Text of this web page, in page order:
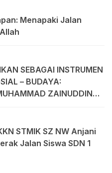
Menapaki Jalan
SEBAGAI INSTRUMEN
– BUDAYA:
ZAINUDDIN
STMIK SZ NW Anjani
Jalan Siswa SDN 1